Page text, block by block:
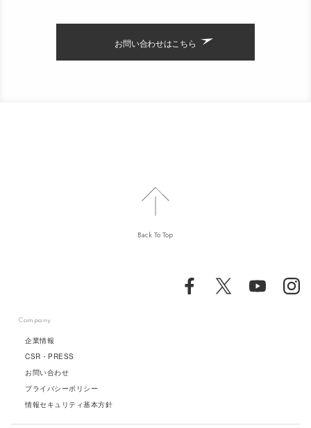
お問い合わせはこちら
Back To Top
Company
企業情報
CSR・PRESS
お問い合わせ
プライバシーポリシー
情報セキュリティ基本方針